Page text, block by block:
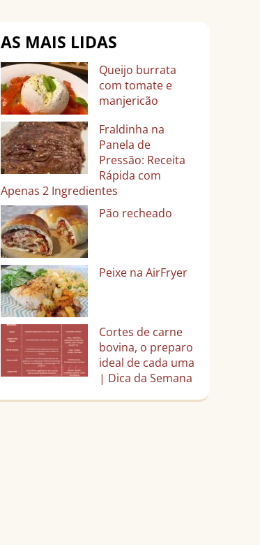
AS MAIS LIDAS
Queijo burrata
com tomate e
manjericão
Fraldinha na
Panela de
Pressão: Receita
Rápida com
Apenas 2 Ingredientes
Pão recheado
Peixe na AirFryer
Cortes de carne
bovina, o preparo
ideal de cada uma
| Dica da Semana